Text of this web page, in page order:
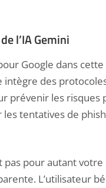
l’IA Gemini
Google dans
intègre des
prévenir les
tentatives de
pour autant votre
L’utilisateur